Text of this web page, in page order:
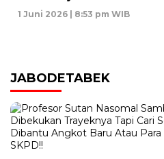
1 Juni 2026 | 8:53 pm WIB
JABODETABEK